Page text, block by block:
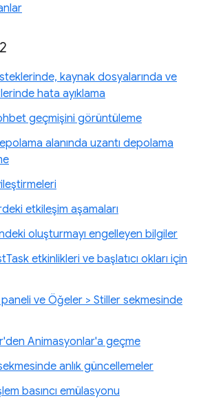
kaynak dosyalarında ve
hata ayıklama
geçmişini görüntüleme
alanında uzantı depolama
etkileşim aşamaları
oluşturmayı engelleyen bilgiler
etkinlikleri ve başlatıcı okları için
ve Öğeler > Stiller sekmesinde
Animasyonlar'a geçme
anlık güncellemeler
basıncı emülasyonu